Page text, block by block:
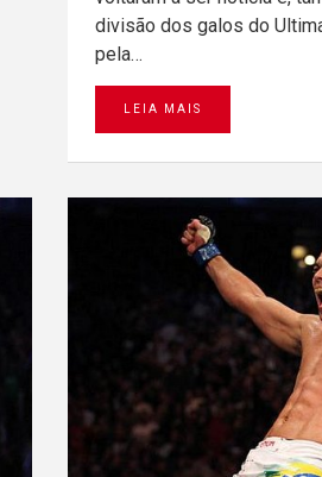
divisão dos galos do
pela…
LEIA MAIS